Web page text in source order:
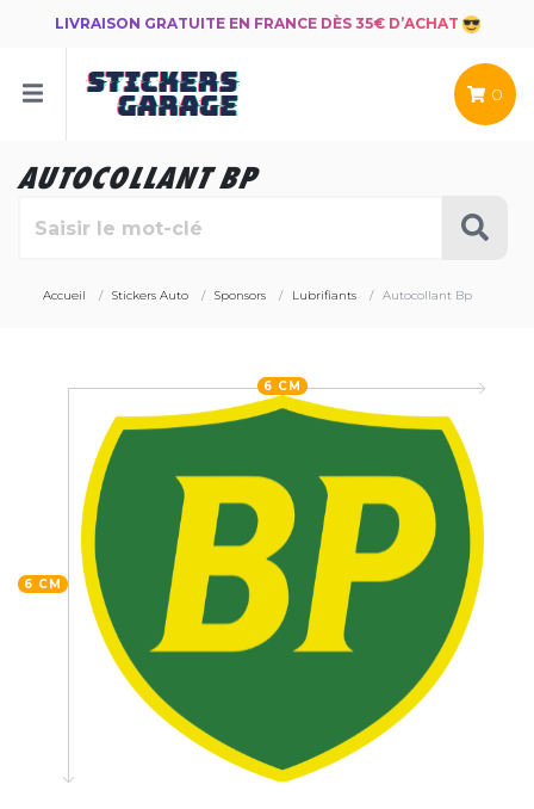
LIVRAISON GRATUITE EN FRANCE DÈS 35€ D’ACHAT
0
AUTOCOLLANT BP
Accueil Stickers Auto Sponsors Lubrifiants Autocollant Bp
6 CM
6 CM